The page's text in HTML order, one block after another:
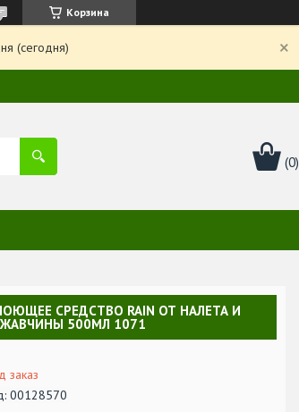
Корзина
(сегодня)
СРЕДСТВО RAIN ОТ НАЛЕТА И
500МЛ 1071
заказ
00128570